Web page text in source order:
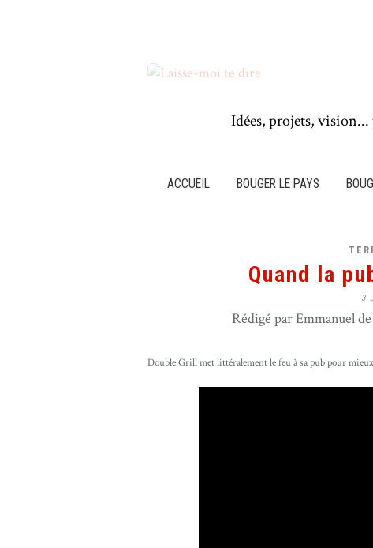
Idées, projets, vision...
ACCUEIL BOUGER LE PAYS
Quand la
3
Rédigé par Emmanuel
Double Grill met littéralement le feu à sa pub pour